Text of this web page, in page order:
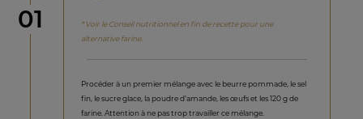
étape
01
* Voir le Conseil nutritionnel en fin de recette pour une
alternative farine.
Procéder à un premier mélange avec le beurre pommade, le sel
fin, le sucre glace, la poudre d’amande, les œufs et les 120 g de
farine. Attention à ne pas trop travailler ce mélange.